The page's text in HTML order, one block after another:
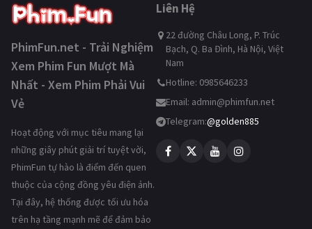
PhimFun.net - Trải Nghiệm
Xem Phim Fun Mượt Mà
Nhất - Xem Phim Phải Vui
Vẻ
Hoạt động với mục tiêu mang lại
những giây phút giải trí tuyệt vời,
PhimFun tự hào là điểm đến quen
thuộc của cộng đồng yêu điện ảnh.
Tại đây, hệ thống được tối ưu hóa
trên hạ tầng mạnh mẽ để đảm bảo
Liên Hệ
22 đường Châu Long, P. Trúc
Bạch, Q. Ba Đình, Hà Nội, Việt
Nam
Hotline: 0985646233
Email: admin@phimfun.net
Telegram:@golden885